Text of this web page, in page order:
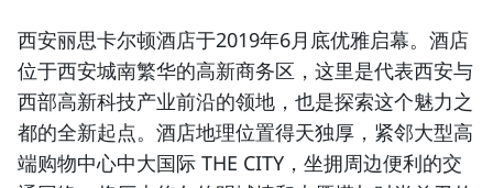
西安丽思卡尔顿酒店于2019年6月底优雅启幕。酒店
位于西安城南繁华的高新商务区，这里是代表西安与
西部高新科技产业前沿的领地，也是探索这个魅力之
都的全新起点。酒店地理位置得天独厚，紧邻大型高
端购物中心中大国际 THE CITY，坐拥周边便利的交